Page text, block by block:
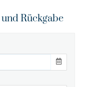
Rückgabe